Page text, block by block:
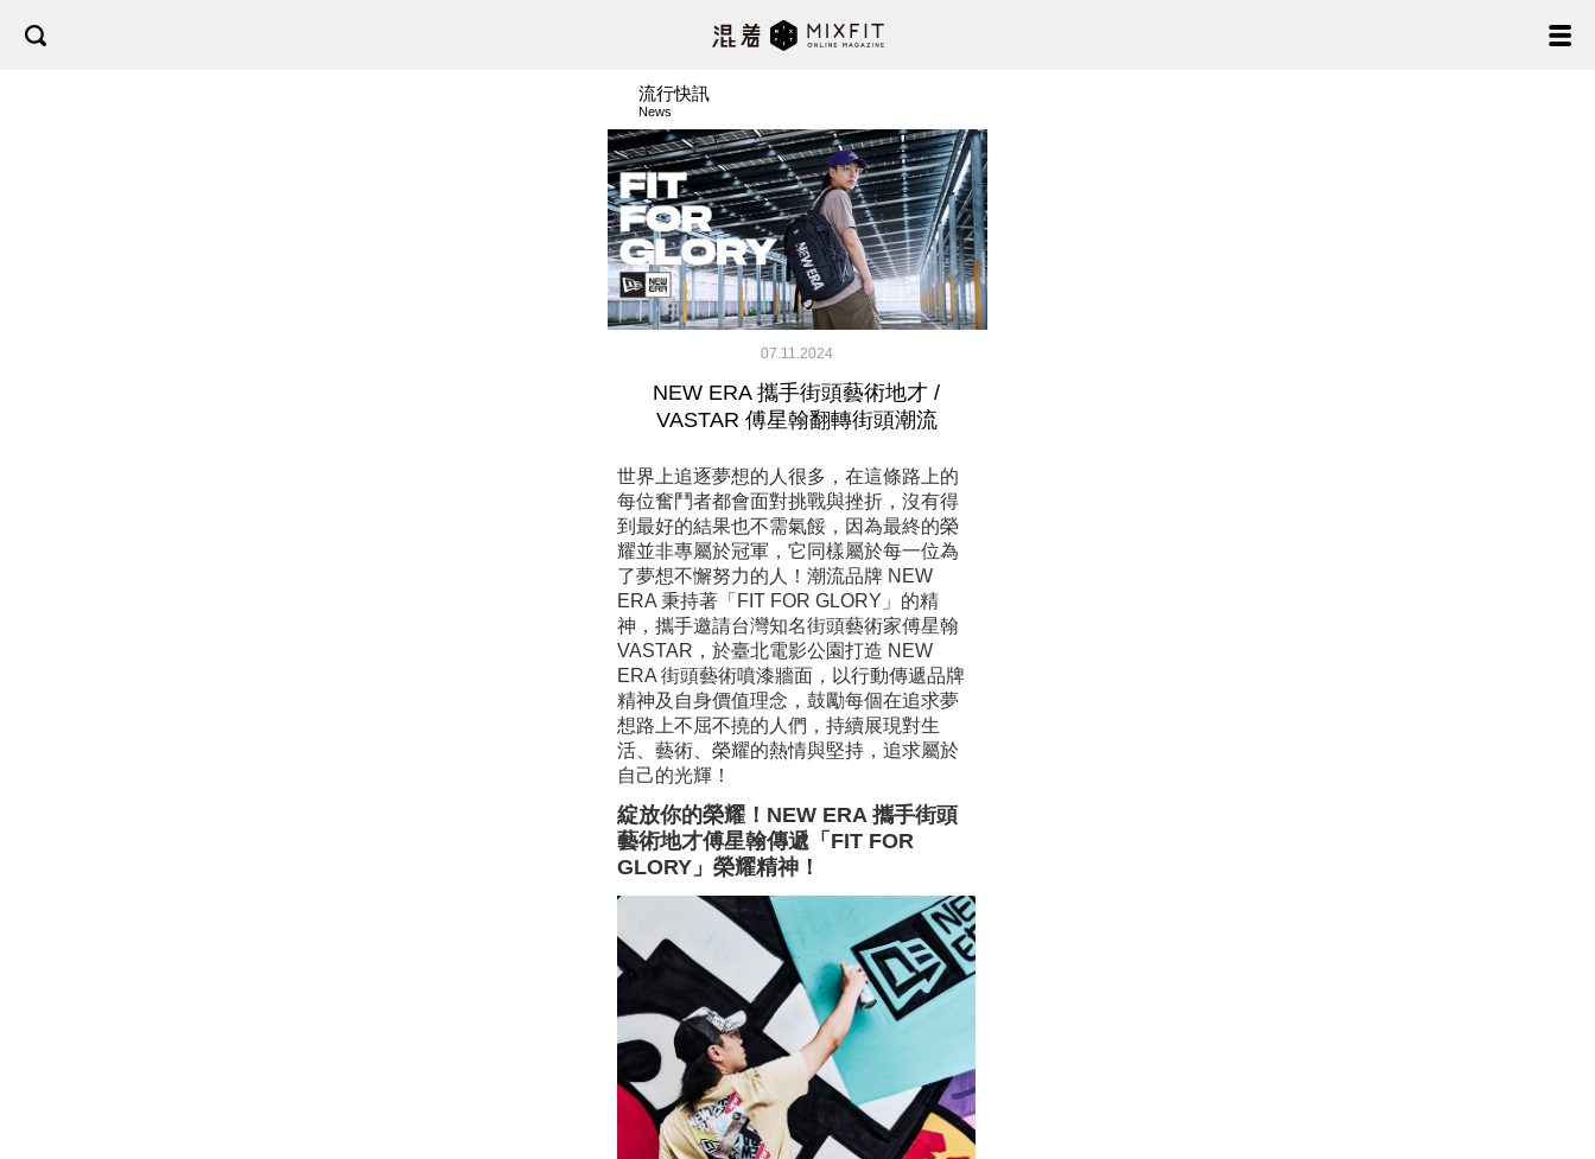
流行快訊
News
07.11.2024
NEW ERA 攜手街頭藝術地才 /
VASTAR 傅星翰翻轉街頭潮流
世界上追逐夢想的人很多，在這條路上的
每位奮鬥者都會面對挑戰與挫折，沒有得
到最好的結果也不需氣餒，因為最終的榮
耀並非專屬於冠軍，它同樣屬於每一位為
了夢想不懈努力的人！潮流品牌 NEW
ERA 秉持著「FIT FOR GLORY」的精
神，攜手邀請台灣知名街頭藝術家傅星翰
VASTAR，於臺北電影公園打造 NEW
ERA 街頭藝術噴漆牆面，以行動傳遞品牌
精神及自身價值理念，鼓勵每個在追求夢
想路上不屈不撓的人們，持續展現對生
活、藝術、榮耀的熱情與堅持，追求屬於
自己的光輝！
綻放你的榮耀！NEW ERA 攜手街頭
藝術地才傅星翰傳遞「FIT FOR
GLORY」榮耀精神！